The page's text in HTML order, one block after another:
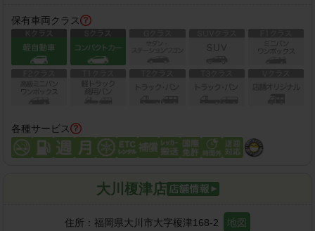
保有車両クラス
各種サービス
大川榎津店
住所： 福岡県大川市大字榎津168-2 地図